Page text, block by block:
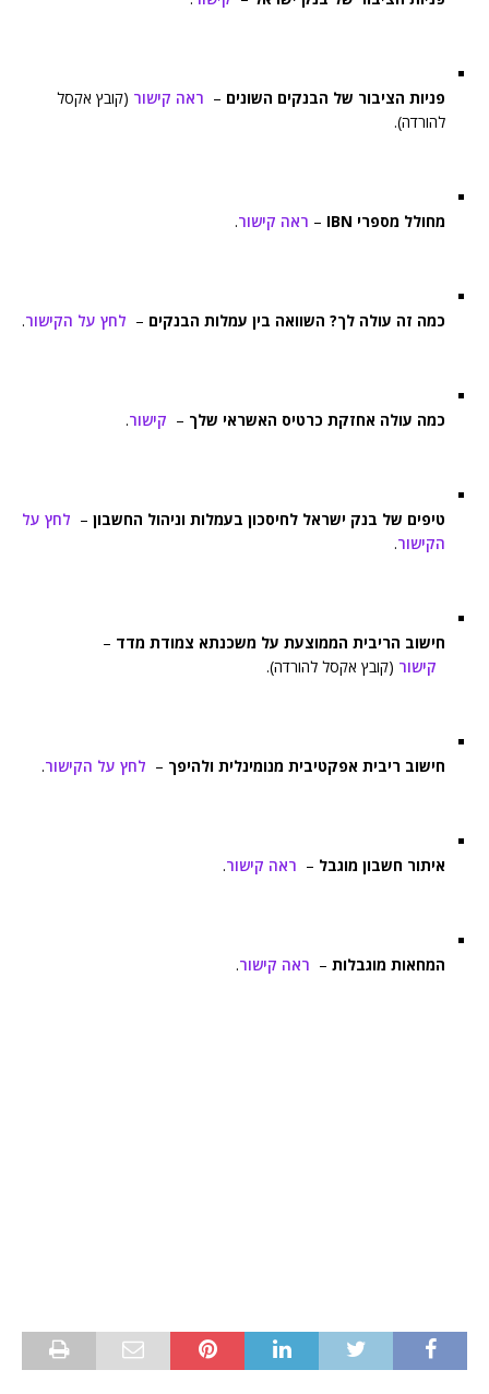
פניות הציבור של הבנקים השונים – ראה קישור (קובץ אקסל
להורדה).
מחולל מספרי IBN – ראה קישור.
כמה זה עולה לך? השוואה בין עמלות הבנקים – לחץ על הקישור.
כמה עולה אחזקת כרטיס האשראי שלך – קישור.
טיפים של בנק ישראל לחיסכון בעמלות וניהול החשבון – לחץ על
הקישור.
חישוב הריבית הממוצעת על משכנתא צמודת מדד –
קישור (קובץ אקסל להורדה).
חישוב ריבית אפקטיבית מנומינלית ולהיפך – לחץ על הקישור.
איתור חשבון מוגבל – ראה קישור.
המחאות מוגבלות – ראה קישור.